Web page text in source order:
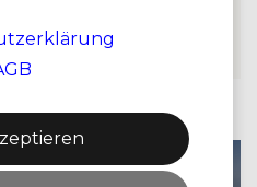
COUNTRY CLUB